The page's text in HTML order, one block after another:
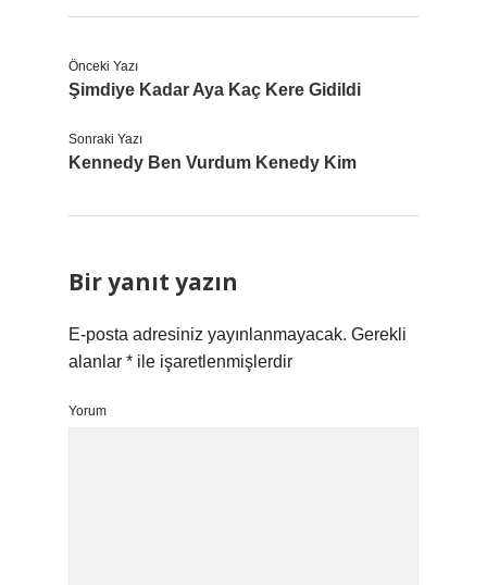
Önceki Yazı
Şimdiye Kadar Aya Kaç Kere Gidildi
Sonraki Yazı
Kennedy Ben Vurdum Kenedy Kim
Bir yanıt yazın
E-posta adresiniz yayınlanmayacak. Gerekli
alanlar * ile işaretlenmişlerdir
Yorum